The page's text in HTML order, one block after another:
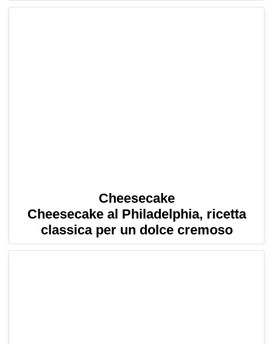
Cheesecake
Cheesecake al Philadelphia, ricetta
classica per un dolce cremoso